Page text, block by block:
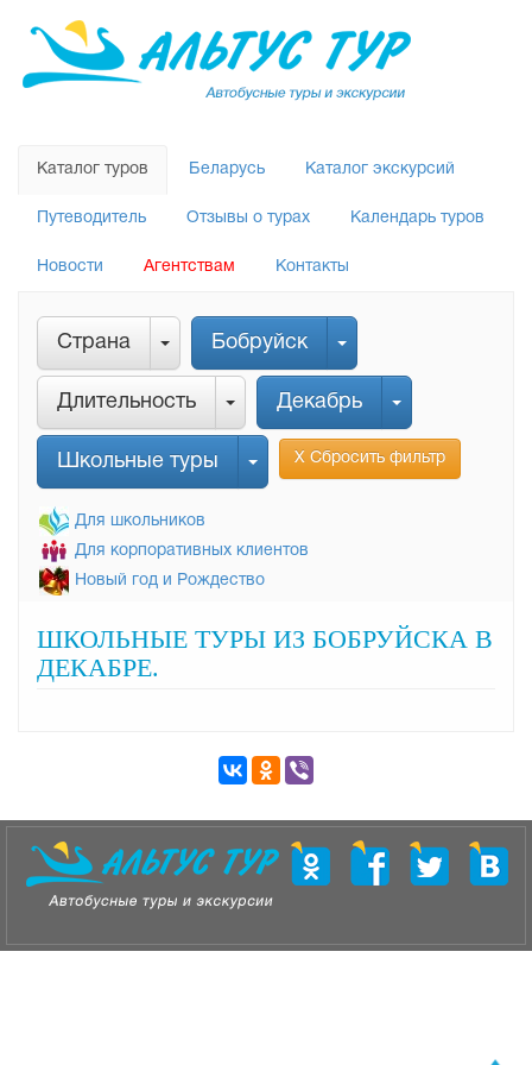
Каталог туров Беларусь Каталог экскурсий
Путеводитель Отзывы о турах Календарь туров
Новости Агентствам Контакты
Страна Бобруйск
Длительность Декабрь
Школьные туры Х Сбросить фильтр
Для школьников
Для корпоративных клиентов
Новый год и Рождество
ШКОЛЬНЫЕ ТУРЫ ИЗ БОБРУЙСКА В
ДЕКАБРЕ.